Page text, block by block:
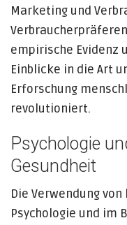
Marketing und
empirische Evidenz
Einblicke in die Art
Erforschung
revolutioniert.
Psychologie
Gesundheit
Die Verwendung
Psychologie und im